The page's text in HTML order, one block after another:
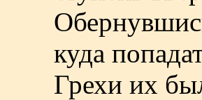
куда
Грехи их